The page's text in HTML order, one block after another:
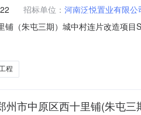
招标单位： 河南泛悦置业有限公
铺（朱屯三期）城中村连片改造项
地下)建筑面积17.52万平方，车库
程
州市中原区西十里铺(朱屯